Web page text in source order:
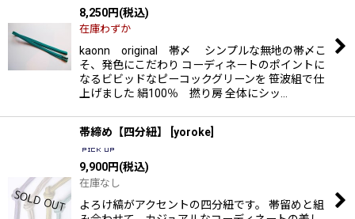
8,250円(税込)
在庫わずか
kaonn original 帯〆 シンプルな無地の帯〆こ
そ、発色にこだわり コーディネートのポイントに
なるビビッドなピーコックグリーンを 笹波組で仕
上げました 絹100％ 撚り房 全体にシッ…
帯締め【四分紐】 yoroke
9,900円(税込)
在庫なし
よろけ縞がアクセントの四分紐です。 帯留めと組